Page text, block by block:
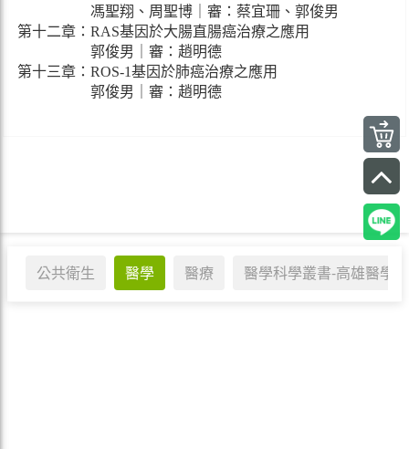
公共衛生 醫學 醫療 醫學科學叢書-高雄醫學
馮聖翔、周聖博｜審：蔡宜珊、郭俊男
第十二章：RAS基因於大腸直腸癌治療之應用
郭俊男｜審：趙明德
第十三章：ROS-1基因於肺癌治療之應用
郭俊男｜審：趙明德